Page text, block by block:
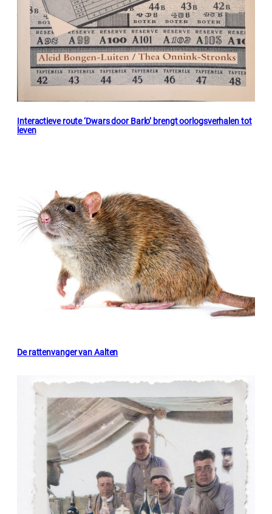
Interactieve route ‘Dwars door Barlo’ brengt oorlogsverhalen tot
leven
De rattenvanger van Aalten